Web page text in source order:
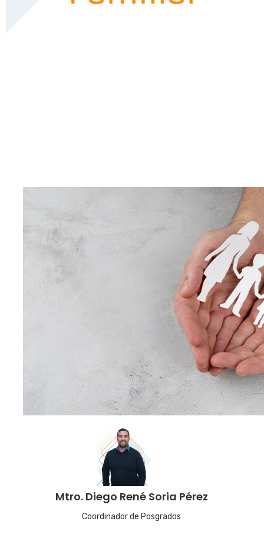
Mtro. Diego René Soria Pérez
Coordinador de Posgrados